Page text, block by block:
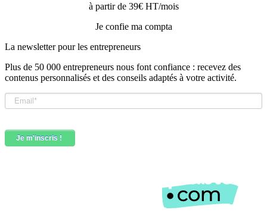
à partir de 39€ HT/mois
Je confie ma compta
La newsletter pour les entrepreneurs
Plus de 50 000 entrepreneurs nous font confiance : recevez des
contenus personnalisés et des conseils adaptés à votre activité.